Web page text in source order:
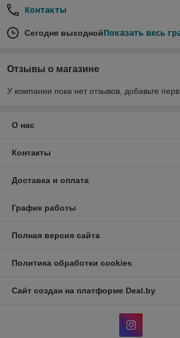
Контакты
Сегодня выходнойПоказать весь
Отзывы о магазине
У компании пока нет отзывов, добавьте
О нас
Контакты
Доставка и оплата
График работы
Полная версия сайта
Политика обработки cookies
Сайт создан на платформе Deal.by